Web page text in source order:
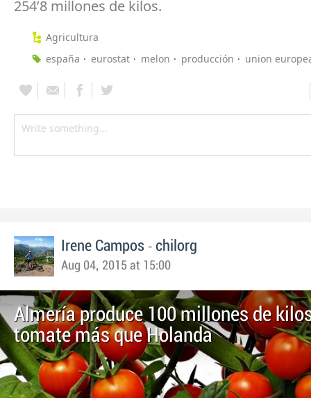
254’8 millones de kilos.
Agricultura
españa
eurostat melon producción union
Irene Campos - chilorg
Aug 04, 2015 at 15:00
Almería produce 100 millones de
tomate más que Holanda